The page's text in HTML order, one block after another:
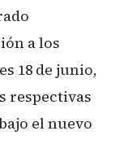
a los
18 de junio,
respectivas
el nuevo